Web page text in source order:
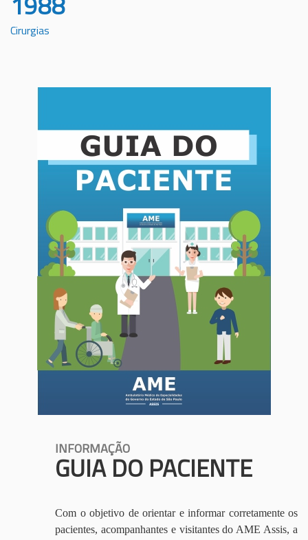
Cirurgias
INFORMAÇÃO
GUIA DO PACIENTE
Com o objetivo de orientar e informar corretamente os
pacientes, acompanhantes e visitantes do AME Assis, a